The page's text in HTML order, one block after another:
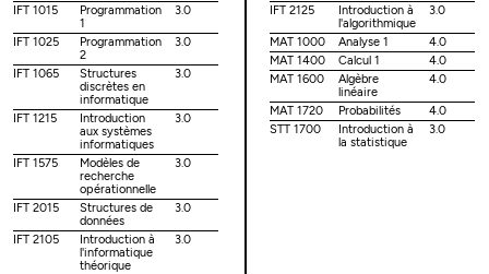
IFT 1015
Programmation
1
3.0
IFT 1025
Programmation
2
3.0
IFT 1065
Structures
discrètes en
informatique
3.0
IFT 1215
Introduction
aux systèmes
informatiques
3.0
IFT 1575
Modèles de
recherche
opérationnelle
3.0
IFT 2015
Structures de
données
3.0
IFT 2105
Introduction à
l'informatique
théorique
3.0
IFT 2125
Introduction à
l'algorithmique
3.0
MAT 1000 Analyse 1
4.0
MAT 1400
Calcul 1
4.0
MAT 1600
Algèbre
linéaire
4.0
MAT 1720 Probabilités
4.0
STT 1700
Introduction à
la statistique
3.0